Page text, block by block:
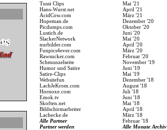
Tussi Clips
Hans-Wurst.net
AcidCow.com
Hopeman.de
Picdumps.com
Lustich.de
SlackerNetwork
nurbilder.com
Funpics4ever.com
Rawsucker.com
Schmunzelseite
Humor und Satire
Satire-Clips
Websitefun
LachJeKrom.com
Hornoxe.com
Emok.tv
Skoften.net
Bildschirmarbeiter
Lachecke.de
Alle Partner
Partner werden
Mai '21
April '21
März '21
Dezember '20
Oktober '20
Juni '20
Mai '20
April '20
März '20
Februar '20
November '19
Juni '19
Mai '19
Dezember '18
August '18
Juli '18
Juni '18
Mai '18
April '18
März '18
Februar '18
Alle Monate Archiv